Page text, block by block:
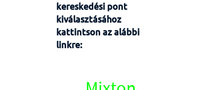
kereskedési pont
kiválasztásához
kattintson az alábbi
linkre: